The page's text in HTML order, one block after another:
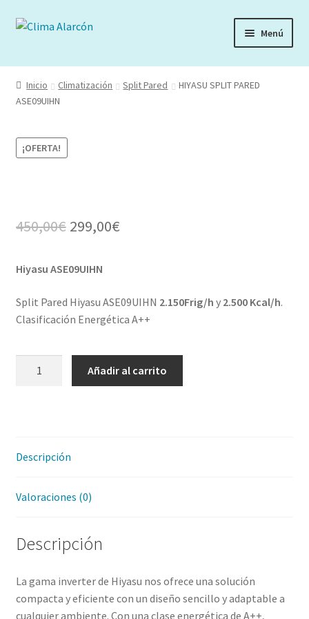
Ir
Ir
Menú
Inicio Climatización Split Pared
HIYASU SPLIT PARED
ASE09UIHN
¡OFERTA!
450,00€ Original
was:
450,00€.
299,00€Current
299,00€.
Hiyasu ASE09UIHN
Split Pared Hiyasu ASE09UIHN 2.150Frig/h y 2.500 Kcal/h.
Clasificación Energética A++
Añadir al carrito
Descripción
Valoraciones (0)
Descripción
La gama inverter de Hiyasu nos ofrece una solución
compacta y eficiente con un diseño sencillo y adaptable a
cualquier ambiente. Con una clase energética de A++,